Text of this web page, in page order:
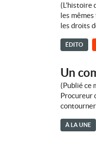
(L'histoire
les
les droits
ÉDITO
Un
(Publié ce
Procureur
À LA UNE